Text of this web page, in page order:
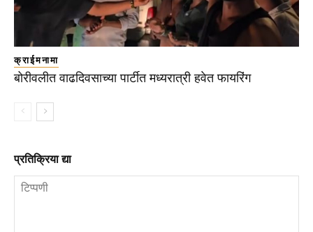
क्राईमनामा
बोरीवलीत वाढदिवसाच्या पार्टीत मध्यरात्री हवेत फायरिंग
प्रतिक्रिया द्या